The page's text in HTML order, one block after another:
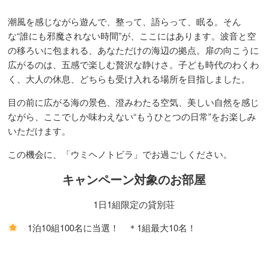
潮風を感じながら遊んで、整って、語らって、眠る。そん
な“誰にも邪魔されない時間”が、ここにはあります。波音と空
の移ろいに包まれる、あなただけの海辺の拠点。扉の向こうに
広がるのは、五感で楽しむ贅沢な静けさ。子ども時代のわくわ
く、大人の休息、どちらも受け入れる場所を目指しました。
目の前に広がる海の景色、澄みわたる空気、美しい自然を感じ
ながら、ここでしか味わえない“もうひとつの日常”をお楽しみ
いただけます。
この機会に、「ウミヘノトビラ」でお過ごしください。
キャンペーン対象のお部屋
1日1組限定の貸別荘
1泊10組100名に当選！ ＊1組最大10名！